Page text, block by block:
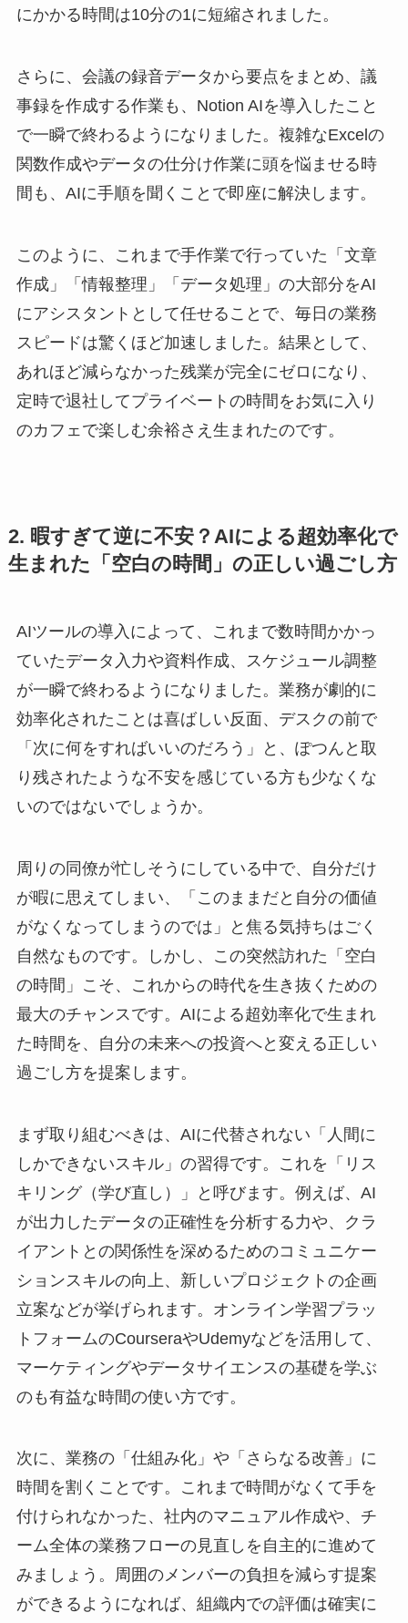
にかかる時間は10分の1に短縮されました。
さらに、会議の録音データから要点をまとめ、議
事録を作成する作業も、Notion AIを導入したこと
で一瞬で終わるようになりました。複雑なExcelの
関数作成やデータの仕分け作業に頭を悩ませる時
間も、AIに手順を聞くことで即座に解決します。
このように、これまで手作業で行っていた「文章
作成」「情報整理」「データ処理」の大部分をAI
にアシスタントとして任せることで、毎日の業務
スピードは驚くほど加速しました。結果として、
あれほど減らなかった残業が完全にゼロになり、
定時で退社してプライベートの時間をお気に入り
のカフェで楽しむ余裕さえ生まれたのです。
2. 暇すぎて逆に不安？AIによる超効率化で
生まれた「空白の時間」の正しい過ごし方
AIツールの導入によって、これまで数時間かかっ
ていたデータ入力や資料作成、スケジュール調整
が一瞬で終わるようになりました。業務が劇的に
効率化されたことは喜ばしい反面、デスクの前で
「次に何をすればいいのだろう」と、ぽつんと取
り残されたような不安を感じている方も少なくな
いのではないでしょうか。
周りの同僚が忙しそうにしている中で、自分だけ
が暇に思えてしまい、「このままだと自分の価値
がなくなってしまうのでは」と焦る気持ちはごく
自然なものです。しかし、この突然訪れた「空白
の時間」こそ、これからの時代を生き抜くための
最大のチャンスです。AIによる超効率化で生まれ
た時間を、自分の未来への投資へと変える正しい
過ごし方を提案します。
まず取り組むべきは、AIに代替されない「人間に
しかできないスキル」の習得です。これを「リス
キリング（学び直し）」と呼びます。例えば、AI
が出力したデータの正確性を分析する力や、クラ
イアントとの関係性を深めるためのコミュニケー
ションスキルの向上、新しいプロジェクトの企画
立案などが挙げられます。オンライン学習プラッ
トフォームのCourseraやUdemyなどを活用して、
マーケティングやデータサイエンスの基礎を学ぶ
のも有益な時間の使い方です。
次に、業務の「仕組み化」や「さらなる改善」に
時間を割くことです。これまで時間がなくて手を
付けられなかった、社内のマニュアル作成や、チ
ーム全体の業務フローの見直しを自主的に進めて
みましょう。周囲のメンバーの負担を減らす提案
ができるようになれば、組織内での評価は確実に